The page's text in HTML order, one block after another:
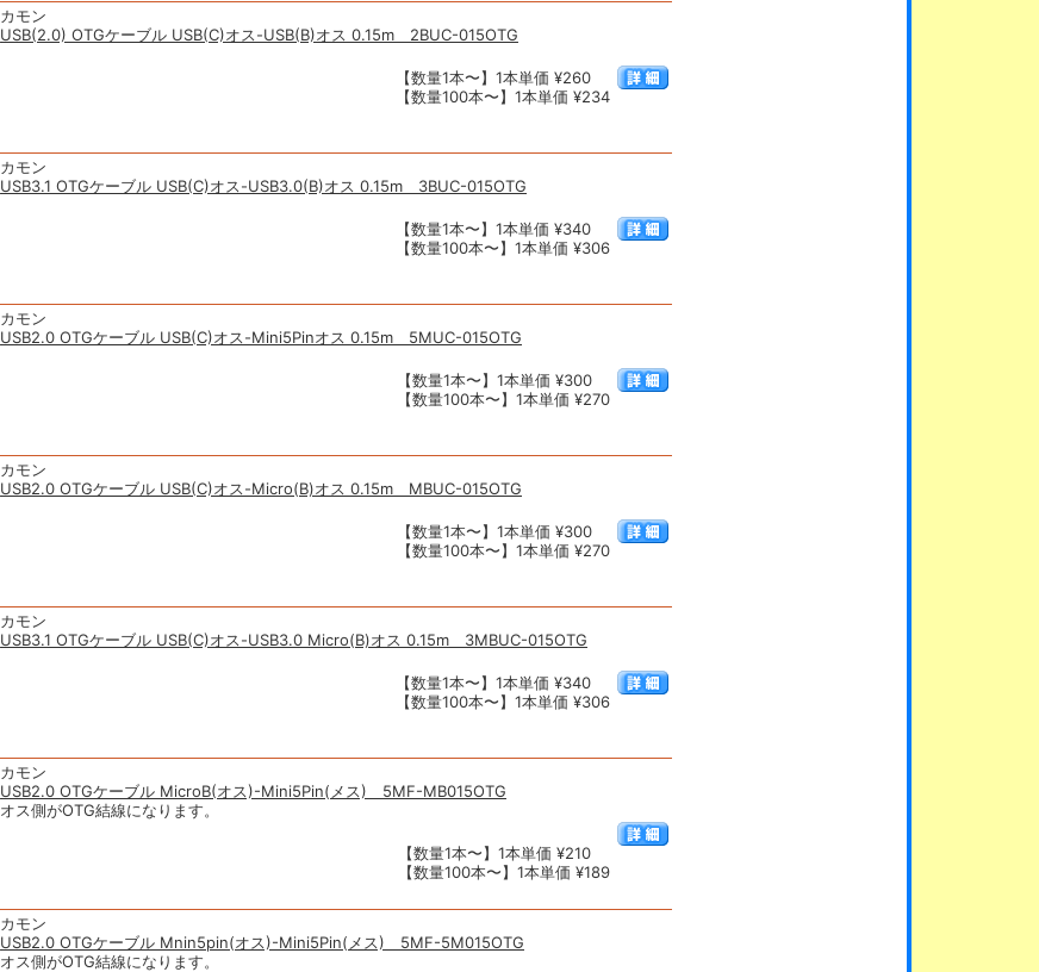
カモン
USB(2.0) OTGケーブル USB(C)オス-USB(B)オス 0.15m 2BUC-015OTG
【数量1本〜】1本単価 ¥260
【数量100本〜】1本単価 ¥234
カモン
USB3.1 OTGケーブル USB(C)オス-USB3.0(B)オス 0.15m 3BUC-015OTG
【数量1本〜】1本単価 ¥340
【数量100本〜】1本単価 ¥306
カモン
USB2.0 OTGケーブル USB(C)オス-Mini5Pinオス 0.15m 5MUC-015OTG
【数量1本〜】1本単価 ¥300
【数量100本〜】1本単価 ¥270
カモン
USB2.0 OTGケーブル USB(C)オス-Micro(B)オス 0.15m MBUC-015OTG
【数量1本〜】1本単価 ¥300
【数量100本〜】1本単価 ¥270
カモン
USB3.1 OTGケーブル USB(C)オス-USB3.0 Micro(B)オス 0.15m 3MBUC-015OTG
【数量1本〜】1本単価 ¥340
【数量100本〜】1本単価 ¥306
カモン
USB2.0 OTGケーブル MicroB(オス)-Mini5Pin(メス) 5MF-MB015OTG
オス側がOTG結線になります。
【数量1本〜】1本単価 ¥210
【数量100本〜】1本単価 ¥189
カモン
USB2.0 OTGケーブル Mnin5pin(オス)-Mini5Pin(メス) 5MF-5M015OTG
オス側がOTG結線になります。